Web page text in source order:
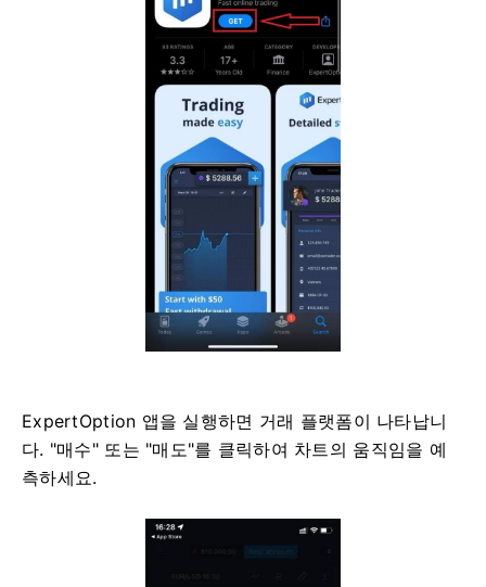
ExpertOption 앱을 실행하면 거래 플랫폼이 나타납니
다. "매수" 또는 "매도"를 클릭하여 차트의 움직임을 예
측하세요.